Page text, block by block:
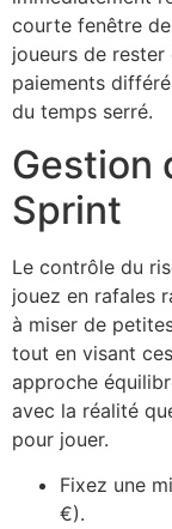
courte fenêtre
joueurs de
paiements
du temps serré.
Gestion
Sprint
Le contrôle du
jouez en rafales
à miser de
tout en visant
approche
avec la réalité
pour jouer.
Fixez une
€).